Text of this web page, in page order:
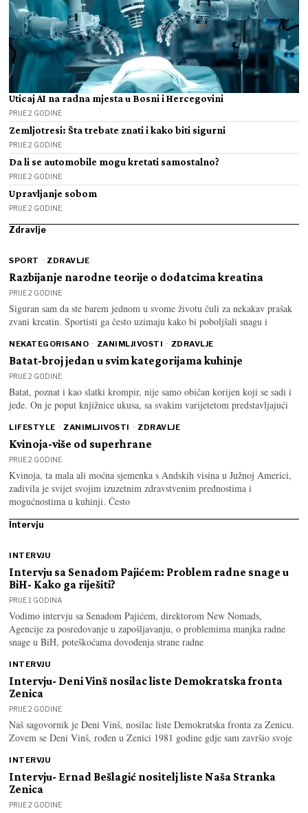
Uticaj AI na radna mjesta u Bosni i Hercegovini
PRIJE 2 GODINE
Zemljotresi: Šta trebate znati i kako biti sigurni
PRIJE 2 GODINE
Da li se automobile mogu kretati samostalno?
PRIJE 2 GODINE
Upravljanje sobom
PRIJE 2 GODINE
Zdravlje
SPORT · ZDRAVLJE
Razbijanje narodne teorije o dodatcima kreatina
PRIJE 2 GODINE
Siguran sam da ste barem jednom u svome životu čuli za nekakav prašak
zvani kreatin. Sportisti ga često uzimaju kako bi poboljšali snagu i
NEKATEGORISANO · ZANIMLJIVOSTI · ZDRAVLJE
Batat-broj jedan u svim kategorijama kuhinje
PRIJE 2 GODINE
Batat, poznat i kao slatki krompir, nije samo običan korijen koji se sadi i
jede. On je poput knjižnice ukusa, sa svakim varijetetom predstavljajući
LIFESTYLE · ZANIMLJIVOSTI · ZDRAVLJE
Kvinoja-više od superhrane
PRIJE 2 GODINE
Kvinoja, ta mala ali moćna sjemenka s Andskih visina u Južnoj Americi,
zadivila je svijet svojim izuzetnim zdravstvenim prednostima i
mogućnostima u kuhinji. Često
Intervju
INTERVJU
Intervju sa Senadom Pajićem: Problem radne snage u
BiH- Kako ga riješiti?
PRIJE 1 GODINA
Vodimo intervju sa Senadom Pajićem, direktorom New Nomads,
Agencije za posredovanje u zapošljavanju, o problemima manjka radne
snage u BiH, poteškoćama dovođenja strane radne
INTERVJU
Intervju- Deni Vinš nosilac liste Demokratska fronta
Zenica
PRIJE 2 GODINE
Naš sagovornik je Deni Vinš, nosilac liste Demokratska fronta za Zenicu.
Zovem se Deni Vinš, rođen u Zenici 1981 godine gdje sam završio svoje
INTERVJU
Intervju- Ernad Bešlagić nositelj liste Naša Stranka
Zenica
PRIJE 2 GODINE